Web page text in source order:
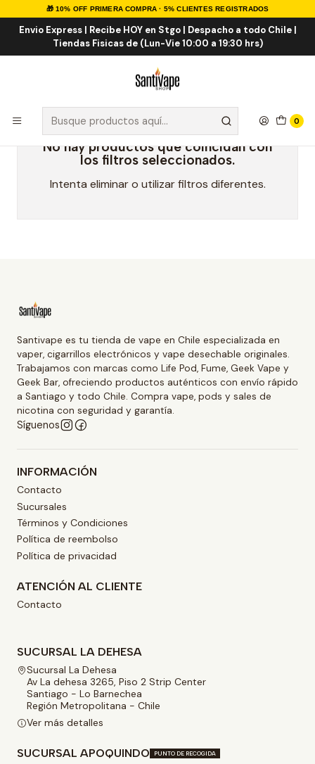
🎁 10% OFF PRIMERA COMPRA · 5% CLIENTES REGISTRADOS
Envio Express | Recibe HOY en Stgo | Despacho a todo Chile |
Tiendas Fisicas de (Lun-Vie 10:00 a 19:30 hrs)
0
Inicio Marcas Eliquid Beard Vape Co. 120ml
Beard Vape Co. 120ml
No hay productos que coincidan con
los filtros seleccionados.
Intenta eliminar o utilizar filtros diferentes.
Santivape es tu tienda de vape en Chile especializada en
vaper, cigarrillos electrónicos y vape desechable originales.
Trabajamos con marcas como Life Pod, Fume, Geek Vape y
Geek Bar, ofreciendo productos auténticos con envío rápido
a Santiago y todo Chile. Compra vape, pods y sales de
nicotina con seguridad y garantía.
Síguenos
INFORMACIÓN
Contacto
Sucursales
Términos y Condiciones
Política de reembolso
Política de privacidad
ATENCIÓN AL CLIENTE
Contacto
SUCURSAL LA DEHESA
Sucursal La Dehesa
Av La dehesa 3265, Piso 2 Strip Center
Santiago - Lo Barnechea
Región Metropolitana - Chile
Ver más detalles
SUCURSAL APOQUINDO PUNTO DE RECOGIDA